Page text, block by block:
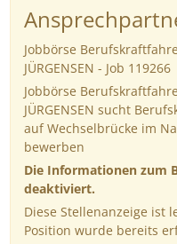
Jobbörse
JÜRGENSEN - Job 119266
Jobbörse
JÜRGENSEN sucht
auf Wechselbrücke im
bewerben
Die Informationen zum
deaktiviert.
Diese Stellenanzeige ist
Position wurde bereits